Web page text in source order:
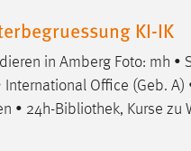
KI-IK
in Amberg Foto: mh •
International Office (Geb.
• 24h-Bibliothek, Kurse zu